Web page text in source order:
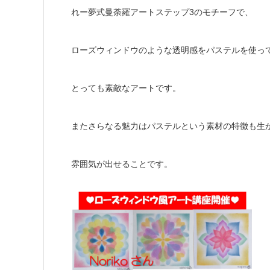
れー夢式曼荼羅アートステップ3のモチーフで、
ローズウィンドウのような透明感をパステルを使っ
とっても素敵なアートです。
またさらなる魅力はパステルという素材の特徴も生
雰囲気が出せることです。